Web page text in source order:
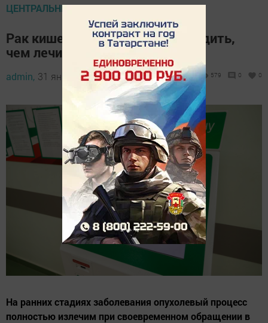
ЦЕНТРАЛЬНЫЕ НОВОСТИ
Рак кишечника: легче предупредить,
чем лечить
admin, 31 января 2024 - 13:15 579 0 0
На ранних стадиях заболевания опухолевый процесс
полностью излечим при своевременном обращении в